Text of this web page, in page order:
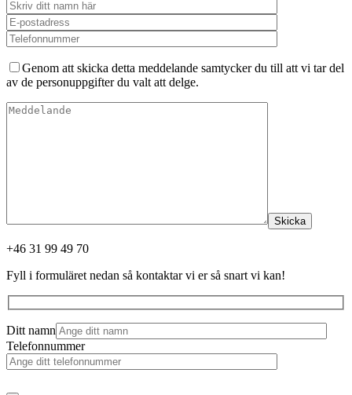
Genom att skicka detta meddelande samtycker du till att vi tar del
av de personuppgifter du valt att delge.
Skicka
+46 31 99 49 70
Fyll i formuläret nedan så kontaktar vi er så snart vi kan!
Ditt namn
Telefonnummer